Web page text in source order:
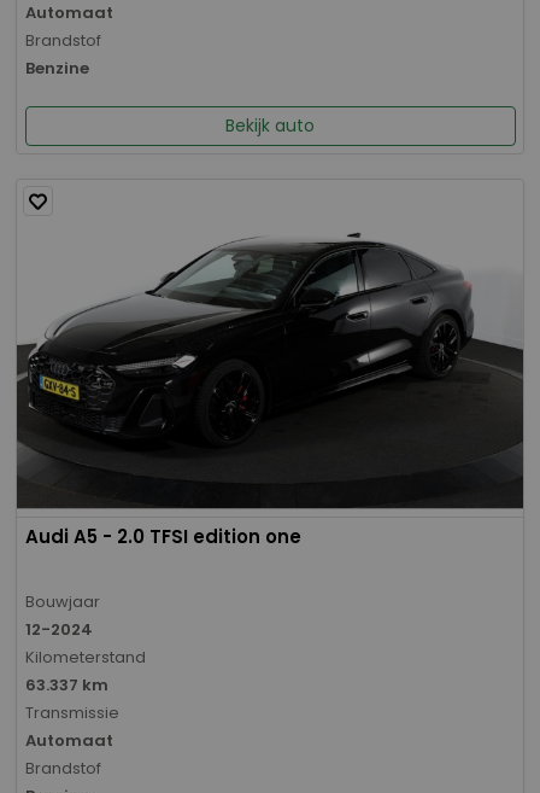
Automaat
Brandstof
Benzine
Bekijk auto
Audi A5 - 2.0 TFSI edition one
Bouwjaar
12-2024
Kilometerstand
63.337 km
Transmissie
Automaat
Brandstof